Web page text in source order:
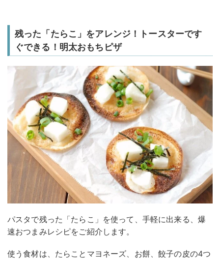
残った「たらこ」をアレンジ！トースターです
ぐできる！明太おもちピザ
パスタで残った「たらこ」を使って、手軽に出来る、爆
速おつまみレシピをご紹介します。
使う食材は、たらことマヨネーズ、お餅、餃子の皮の4つ